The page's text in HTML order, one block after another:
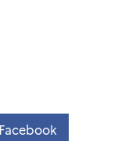
Facebook